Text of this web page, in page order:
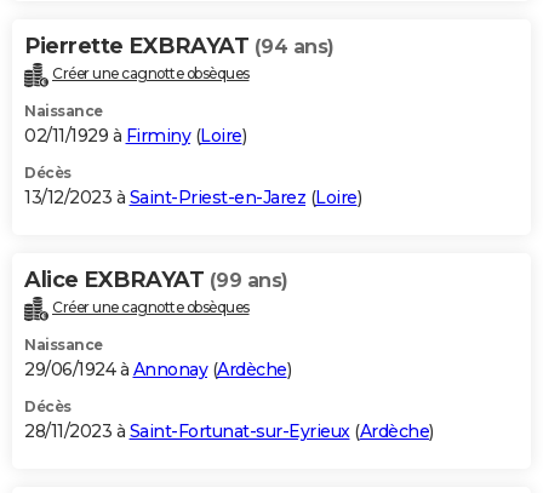
Pierrette EXBRAYAT (94 ans)
Créer une cagnotte obsèques
Naissance
02/11/1929 à Firminy(Loire)
Décès
13/12/2023 à Saint-Priest-en-Jarez (Loire)
Alice EXBRAYAT (99 ans)
Créer une cagnotte obsèques
Naissance
29/06/1924 à Annonay(Ardèche)
Décès
28/11/2023 à Saint-Fortunat-sur-Eyrieux(Ardèche)